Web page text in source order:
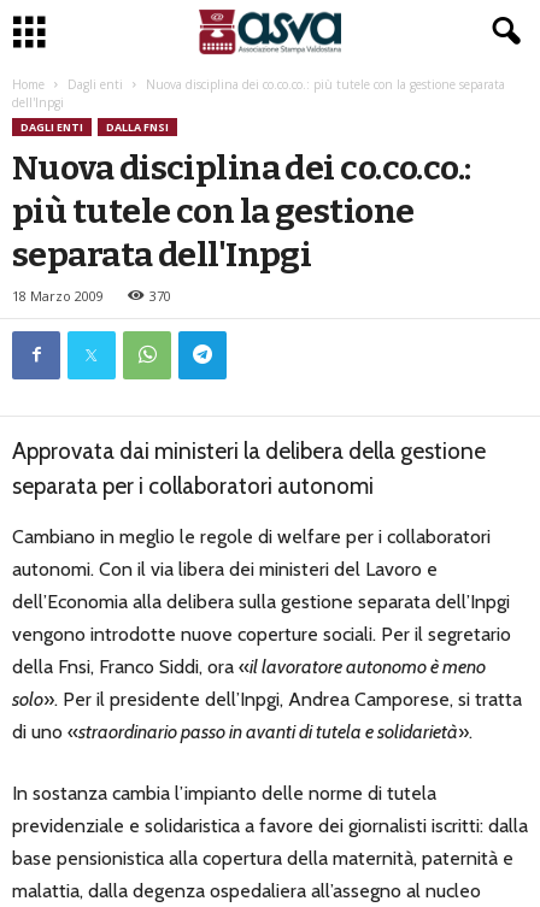
Home Dagli enti
Nuova disciplina dei co.co.co.: più tutele con la gestione separata
dell'Inpgi
DAGLI ENTI DALLA FNSI
Nuova disciplina dei co.co.co.:
più tutele con la gestione
separata dell'Inpgi
18 Marzo 2009 370
Approvata dai ministeri la delibera della gestione
separata per i collaboratori autonomi
Cambiano in meglio le regole di welfare per i collaboratori
autonomi. Con il via libera dei ministeri del Lavoro e
dell’Economia alla delibera sulla gestione separata dell’Inpgi
vengono introdotte nuove coperture sociali. Per il segretario
della Fnsi, Franco Siddi, ora «il lavoratore autonomo è meno
solo». Per il presidente dell’Inpgi, Andrea Camporese, si tratta
di uno «straordinario passo in avanti di tutela e solidarietà».
In sostanza cambia l’impianto delle norme di tutela
previdenziale e solidaristica a favore dei giornalisti iscritti: dalla
base pensionistica alla copertura della maternità, paternità e
malattia, dalla degenza ospedaliera all’assegno al nucleo